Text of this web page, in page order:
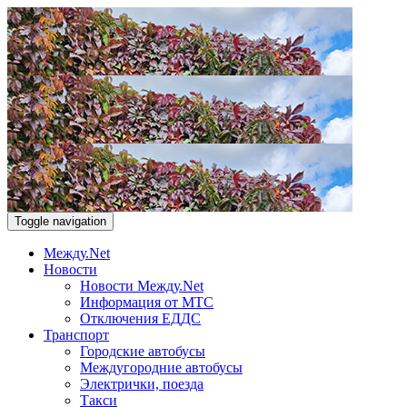
Toggle navigation
Между.Net
Новости
Новости Между.Net
Информация от МТС
Отключения ЕДДС
Транспорт
Городские автобусы
Междугородние автобусы
Электрички, поезда
Такси